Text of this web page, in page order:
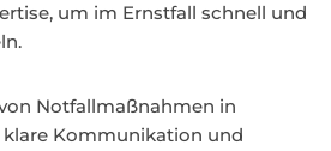
um im Ernstfall schnell und
Notfallmaßnahmen in
Kommunikation und